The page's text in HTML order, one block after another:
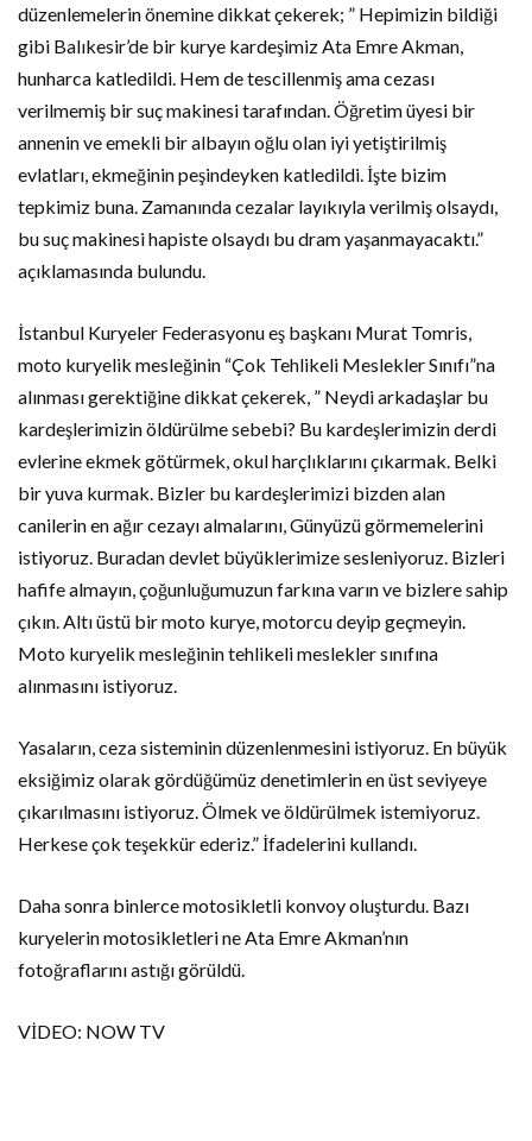
düzenlemelerin önemine dikkat çekerek; ” Hepimizin bildiği
gibi Balıkesir’de bir kurye kardeşimiz Ata Emre Akman,
hunharca katledildi. Hem de tescillenmiş ama cezası
verilmemiş bir suç makinesi tarafından. Öğretim üyesi bir
annenin ve emekli bir albayın oğlu olan iyi yetiştirilmiş
evlatları, ekmeğinin peşindeyken katledildi. İşte bizim
tepkimiz buna. Zamanında cezalar layıkıyla verilmiş olsaydı,
bu suç makinesi hapiste olsaydı bu dram yaşanmayacaktı.”
açıklamasında bulundu.
İstanbul Kuryeler Federasyonu eş başkanı Murat Tomris,
moto kuryelik mesleğinin “Çok Tehlikeli Meslekler Sınıfı”na
alınması gerektiğine dikkat çekerek, ” Neydi arkadaşlar bu
kardeşlerimizin öldürülme sebebi? Bu kardeşlerimizin derdi
evlerine ekmek götürmek, okul harçlıklarını çıkarmak. Belki
bir yuva kurmak. Bizler bu kardeşlerimizi bizden alan
canilerin en ağır cezayı almalarını, Günyüzü görmemelerini
istiyoruz. Buradan devlet büyüklerimize sesleniyoruz. Bizleri
hafife almayın, çoğunluğumuzun farkına varın ve bizlere sahip
çıkın. Altı üstü bir moto kurye, motorcu deyip geçmeyin.
Moto kuryelik mesleğinin tehlikeli meslekler sınıfına
alınmasını istiyoruz.
Yasaların, ceza sisteminin düzenlenmesini istiyoruz. En büyük
eksiğimiz olarak gördüğümüz denetimlerin en üst seviyeye
çıkarılmasını istiyoruz. Ölmek ve öldürülmek istemiyoruz.
Herkese çok teşekkür ederiz.” İfadelerini kullandı.
Daha sonra binlerce motosikletli konvoy oluşturdu. Bazı
kuryelerin motosikletleri ne Ata Emre Akman’nın
fotoğraflarını astığı görüldü.
VİDEO: NOW TV